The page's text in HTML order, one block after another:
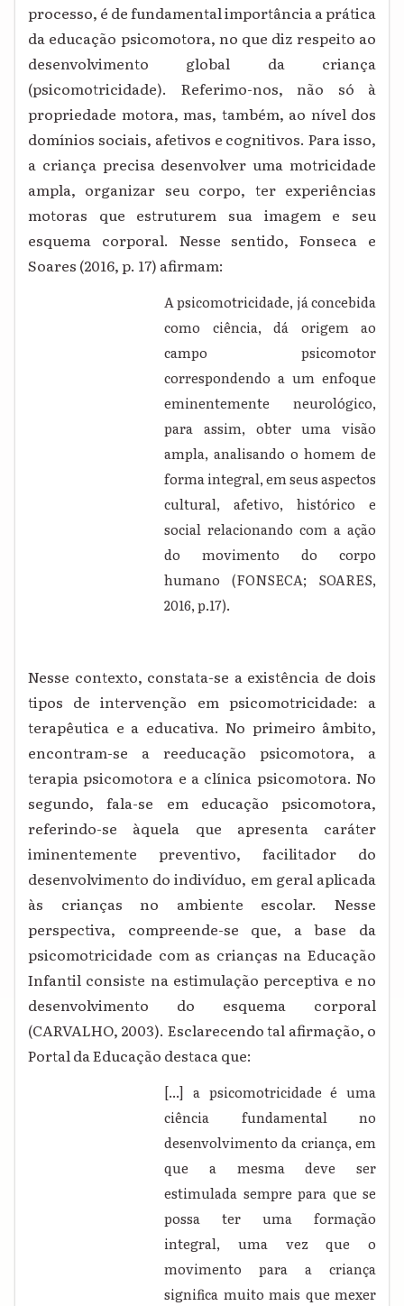
processo, é de fundamental importância a prática
da educação psicomotora, no que diz respeito ao
desenvolvimento global da criança
(psicomotricidade). Referimo-nos, não só à
propriedade motora, mas, também, ao nível dos
domínios sociais, afetivos e cognitivos. Para isso,
a criança precisa desenvolver uma motricidade
ampla, organizar seu corpo, ter experiências
motoras que estruturem sua imagem e seu
esquema corporal. Nesse sentido, Fonseca e
Soares (2016, p. 17) afirmam:
A psicomotricidade, já concebida
como ciência, dá origem ao
campo psicomotor
correspondendo a um enfoque
eminentemente neurológico,
para assim, obter uma visão
ampla, analisando o homem de
forma integral, em seus aspectos
cultural, afetivo, histórico e
social relacionando com a ação
do movimento do corpo
humano (FONSECA; SOARES,
2016, p.17).
Nesse contexto, constata-se a existência de dois
tipos de intervenção em psicomotricidade: a
terapêutica e a educativa. No primeiro âmbito,
encontram-se a reeducação psicomotora, a
terapia psicomotora e a clínica psicomotora. No
segundo, fala-se em educação psicomotora,
referindo-se àquela que apresenta caráter
iminentemente preventivo, facilitador do
desenvolvimento do indivíduo, em geral aplicada
às crianças no ambiente escolar. Nesse
perspectiva, compreende-se que, a base da
psicomotricidade com as crianças na Educação
Infantil consiste na estimulação perceptiva e no
desenvolvimento do esquema corporal
(CARVALHO, 2003). Esclarecendo tal afirmação, o
Portal da Educação destaca que:
[...] a psicomotricidade é uma
ciência fundamental no
desenvolvimento da criança, em
que a mesma deve ser
estimulada sempre para que se
possa ter uma formação
integral, uma vez que o
movimento para a criança
significa muito mais que mexer